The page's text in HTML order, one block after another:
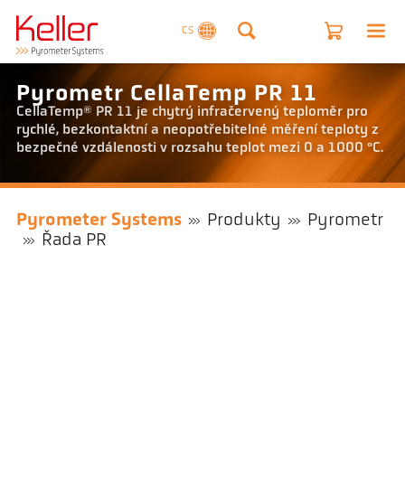
CS
Pyrometr CellaTemp PR 11
CellaTemp® PR 11 je chytrý infračervený teploměr pro
rychlé, bezkontaktní a neopotřebitelné měření teploty z
bezpečné vzdálenosti v rozsahu teplot mezi 0 a 1000 °C.
Pyrometer Systems Produkty
Pyrometr
Řada PR